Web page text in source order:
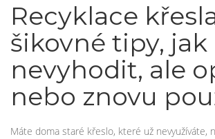
Recyklace
šikovné tipy, jak
nevyhodit, ale
nebo znovu
Máte doma staré křeslo, které už nevyužíváte,